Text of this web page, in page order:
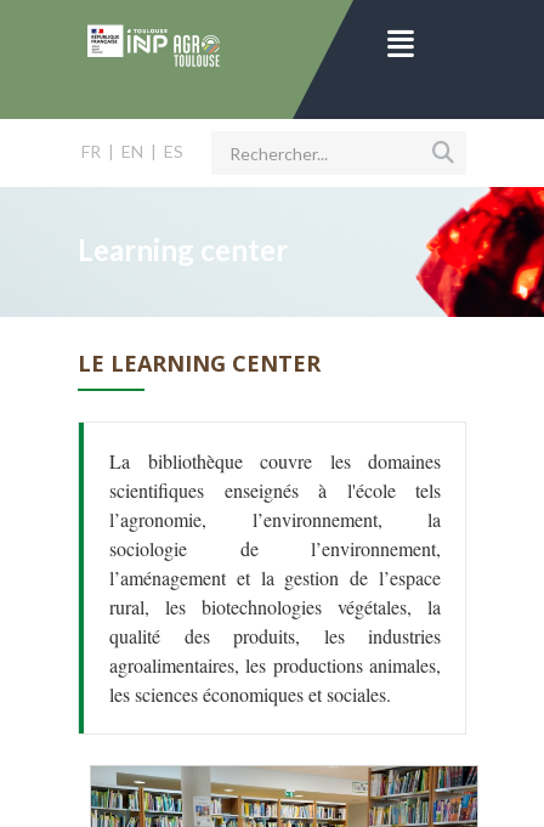
FR | EN | ES
Learning center
LE LEARNING CENTER
La bibliothèque couvre les domaines
scientifiques enseignés à l'école tels
l’agronomie, l’environnement, la
sociologie de l’environnement,
l’aménagement et la gestion de l’espace
rural, les biotechnologies végétales, la
qualité des produits, les industries
agroalimentaires, les productions animales,
les sciences économiques et sociales.